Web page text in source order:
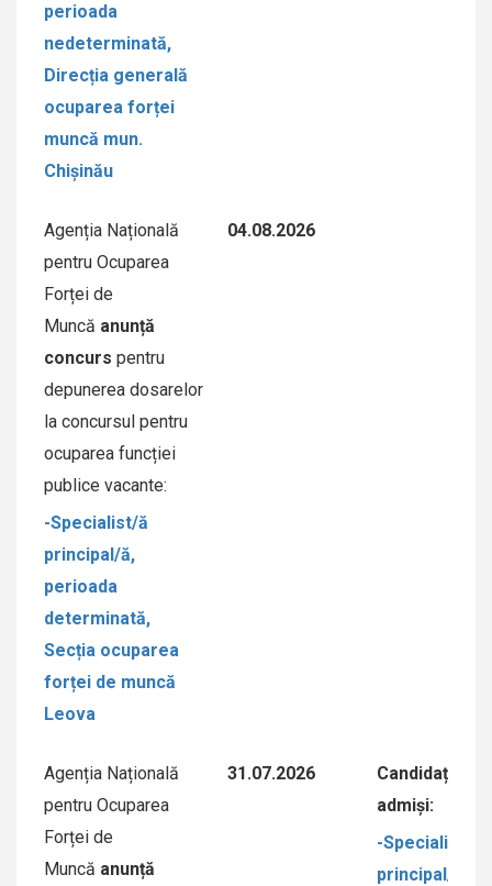
perioada
nedeterminată,
Direcția generală
ocuparea forței
muncă mun.
Chișinău
Agenția Națională
pentru Ocuparea
Forței de
Muncă anunță
concurs pentru
depunerea dosarelor
la concursul pentru
ocuparea funcției
publice vacante:
-Specialist/ă
principal/ă,
perioada
determinată,
Secția ocuparea
forței de muncă
Leova
04.08.2026
Agenția Națională
pentru Ocuparea
Forței de
Muncă anunță
31.07.2026
Candidați
admiși:
-Specialist/ă
principal/ă,